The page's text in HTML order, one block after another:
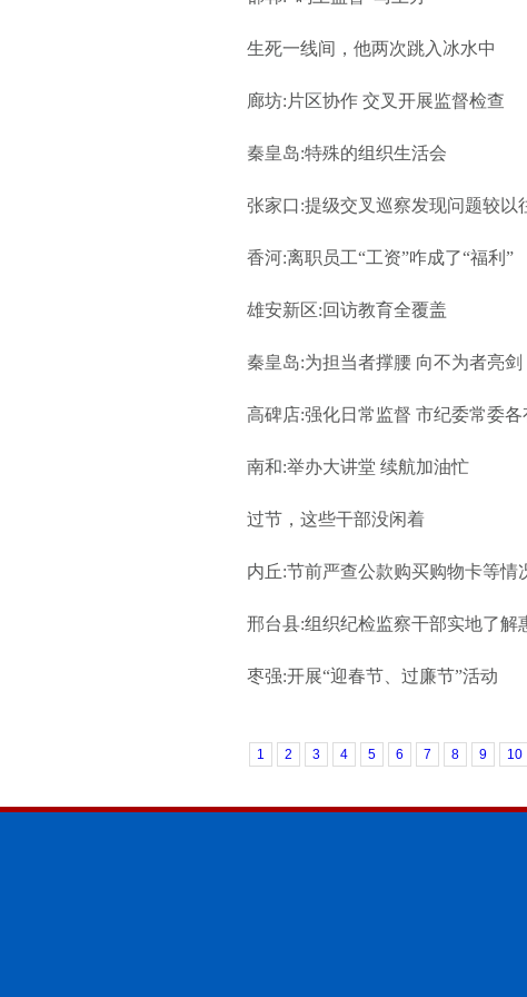
生死一线间，他两次跳入冰水中
廊坊:片区协作 交叉开展监督检查
秦皇岛:特殊的组织生活会
张家口:提级交叉巡察发现问题较以
香河:离职员工“工资”咋成了“福利”
雄安新区:回访教育全覆盖
秦皇岛:为担当者撑腰 向不为者亮剑
高碑店:强化日常监督 市纪委常委各
南和:举办大讲堂 续航加油忙
过节，这些干部没闲着
内丘:节前严查公款购买购物卡等情
邢台县:组织纪检监察干部实地了解
枣强:开展“迎春节、过廉节”活动
1
2 3 4 5 6 7 8 9 10